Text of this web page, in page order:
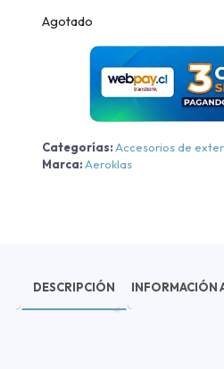
Agotado
Categorías:Accesorios de
Marca:Aeroklas
DESCRIPCIÓN INFORMACIÓN